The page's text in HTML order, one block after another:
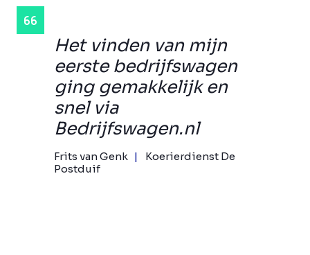
Het vinden van mijn
eerste bedrijfswagen
ging gemakkelijk en
snel via
Bedrijfswagen.nl
Frits van Genk
Koerierdienst De
Postduif